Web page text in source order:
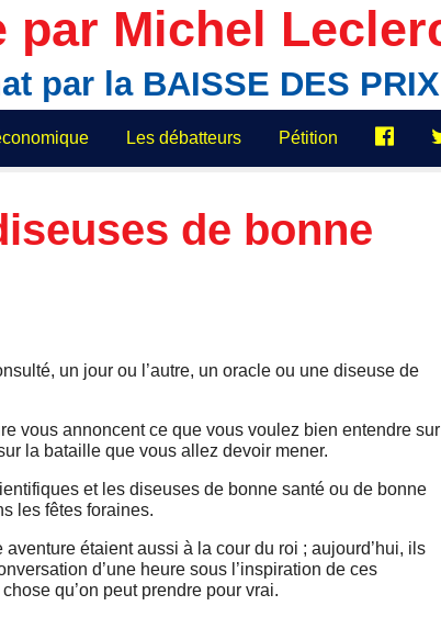
par Michel
par la BAISSE DES
Les débatteurs Pétition
de bonne
un jour ou l’autre, un oracle ou une diseuse de
vous annoncent ce que vous voulez bien entendre sur
la bataille que vous allez devoir mener.
et les diseuses de bonne santé ou de bonne
les fêtes foraines.
étaient aussi à la cour du roi ; aujourd’hui, ils
d’une heure sous l’inspiration de ces
qu’on peut prendre pour vrai.